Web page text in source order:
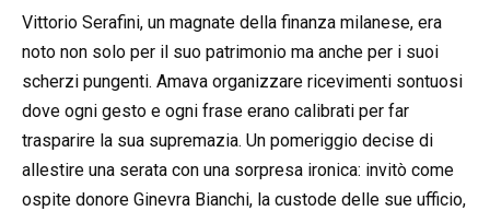
Vittorio Serafini, un magnate della finanza milanese, era
noto non solo per il suo patrimonio ma anche per i suoi
scherzi pungenti. Amava organizzare ricevimenti sontuosi
dove ogni gesto e ogni frase erano calibrati per far
trasparire la sua supremazia. Un pomeriggio decise di
allestire una serata con una sorpresa ironica: invitò come
ospite donore Ginevra Bianchi, la custode delle sue ufficio,